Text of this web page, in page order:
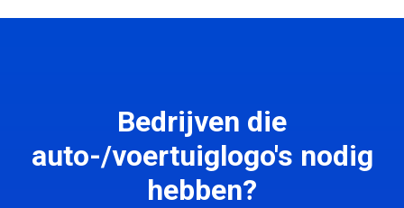
Bedrijven die
auto-/voertuiglogo's nodig
hebben?